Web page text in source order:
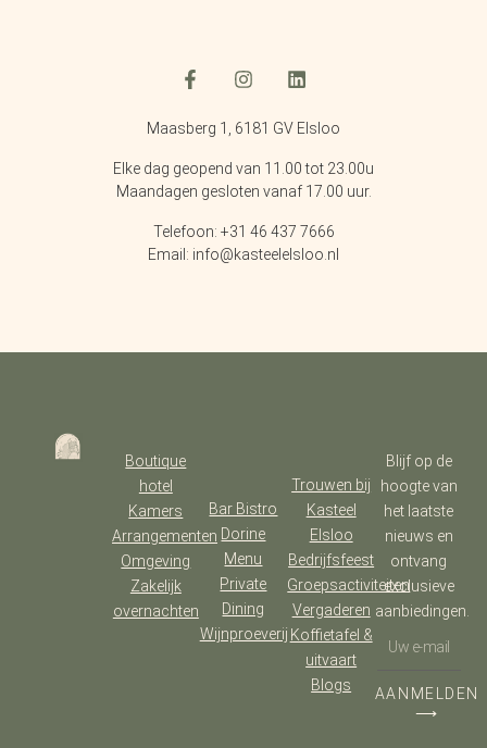
Maasberg 1, 6181 GV Elsloo
Elke dag geopend van 11.00 tot 23.00u
Maandagen gesloten vanaf 17.00 uur.
Telefoon: +31 46 437 7666
Email: info@kasteelelsloo.nl
Boutique
hotel
Kamers
Arrangementen
Omgeving
Zakelijk
overnachten
Bar Bistro
Dorine
Menu
Private
Dining
Wijnproeverij
Trouwen bij
Kasteel
Elsloo
Bedrijfsfeest
Groepsactiviteiten
Vergaderen
Koffietafel &
uitvaart
Blogs
Blijf op de
hoogte van
het laatste
nieuws en
ontvang
exclusieve
aanbiedingen.
AANMELDEN
⟶